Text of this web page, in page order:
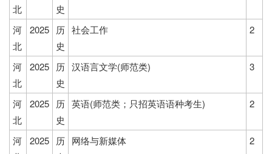
北
史
河
北
2025 历
史
社会工作 2
河
北
2025 历
史
汉语言文学(师范类) 3
河
北
2025 历
史
英语(师范类；只招英语语种考生) 2
河
2025 历 网络与新媒体 2